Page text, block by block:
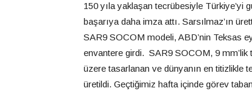
150 yıla yaklaşan tecrübesiyle Türkiye’yi
başarıya daha imza attı. Sarsılmaz’ın
SAR9 SOCOM modeli, ABD’nin Teksas
envantere girdi. SAR9 SOCOM, 9 mm’lik
üzere tasarlanan ve dünyanın en titizlikle
üretildi. Geçtiğimiz hafta içinde görev